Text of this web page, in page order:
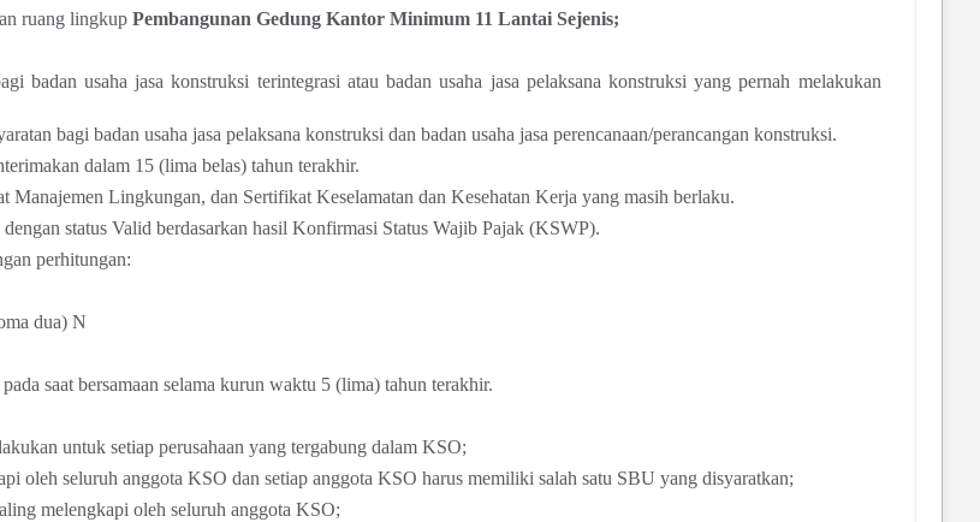
ruang lingkupPembangunan Gedung Kantor Minimum 11 Lantai Sejenis;
badan usaha jasa konstruksi terintegrasi atau badan usaha jasa pelaksana konstruksi yang pernah melakukan
bagi badan usaha jasa pelaksana konstruksi dan badan usaha jasa perencanaan/perancangan konstruksi.
dalam 15 (lima belas) tahun terakhir.
Manajemen Lingkungan, dan Sertifikat Keselamatan dan Kesehatan Kerja yang masih berlaku.
status Valid berdasarkan hasil Konfirmasi Status Wajib Pajak (KSWP).
perhitungan:
dua) N
saat bersamaan selama kurun waktu 5 (lima) tahun terakhir.
untuk setiap perusahaan yang tergabung dalam KSO;
oleh seluruh anggota KSO dan setiap anggota KSO harus memiliki salah satu SBU yang disyaratkan;
melengkapi oleh seluruh anggota KSO;